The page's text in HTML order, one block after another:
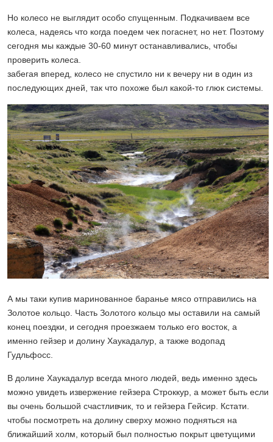
Но колесо не выглядит особо спущенным. Подкачиваем все
колеса, надеясь что когда поедем чек погаснет, но нет. Поэтому
сегодня мы каждые 30-60 минут останавливались, чтобы
проверить колеса.
забегая вперед, колесо не спустило ни к вечеру ни в один из
последующих дней, так что похоже был какой-то глюк системы.
А мы таки купив маринованное баранье мясо отправились на
Золотое кольцо. Часть Золотого кольцо мы оставили на самый
конец поездки, и сегодня проезжаем только его восток, а
именно гейзер и долину Хаукадалур, а также водопад
Гудльфосс.
В долине Хаукадалур всегда много людей, ведь именно здесь
можно увидеть извержение гейзера Строккур, а может быть если
вы очень большой счастливчик, то и гейзера Гейсир. Кстати.
чтобы посмотреть на долину сверху можно подняться на
ближайший холм, который был полностью покрыт цветущими